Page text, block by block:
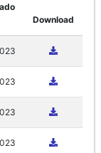
Download